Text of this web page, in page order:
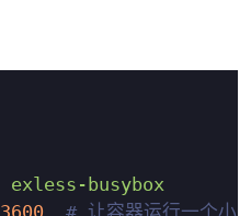
exless-busybox
3600 # 让容器运行一个小